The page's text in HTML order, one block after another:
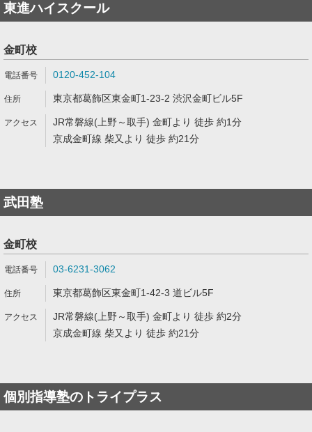
東進ハイスクール
金町校
0120-452-104
東京都葛飾区東金町1-23-2 渋沢金町ビル5F
JR常磐線(上野～取手) 金町より 徒歩 約1分
京成金町線 柴又より 徒歩 約21分
武田塾
金町校
03-6231-3062
東京都葛飾区東金町1-42-3 道ビル5F
JR常磐線(上野～取手) 金町より 徒歩 約2分
京成金町線 柴又より 徒歩 約21分
個別指導塾のトライプラス